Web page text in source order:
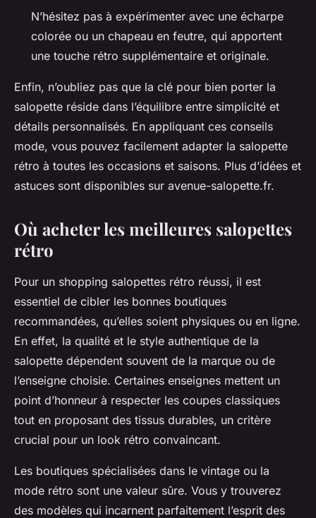
N’hésitez pas à expérimenter avec une écharpe
colorée ou un chapeau en feutre, qui apportent
une touche rétro supplémentaire et originale.
Enfin, n’oubliez pas que la clé pour bien porter la
salopette réside dans l’équilibre entre simplicité et
détails personnalisés. En appliquant ces conseils
mode, vous pouvez facilement adapter la salopette
rétro à toutes les occasions et saisons. Plus d’idées et
astuces sont disponibles sur avenue-salopette.fr.
Où acheter les meilleures salopettes
rétro
Pour un shopping salopettes rétro réussi, il est
essentiel de cibler les bonnes boutiques
recommandées, qu’elles soient physiques ou en ligne.
En effet, la qualité et le style authentique de la
salopette dépendent souvent de la marque ou de
l’enseigne choisie. Certaines enseignes mettent un
point d’honneur à respecter les coupes classiques
tout en proposant des tissus durables, un critère
crucial pour un look rétro convaincant.
Les boutiques spécialisées dans le vintage ou la
mode rétro sont une valeur sûre. Vous y trouverez
des modèles qui incarnent parfaitement l’esprit des